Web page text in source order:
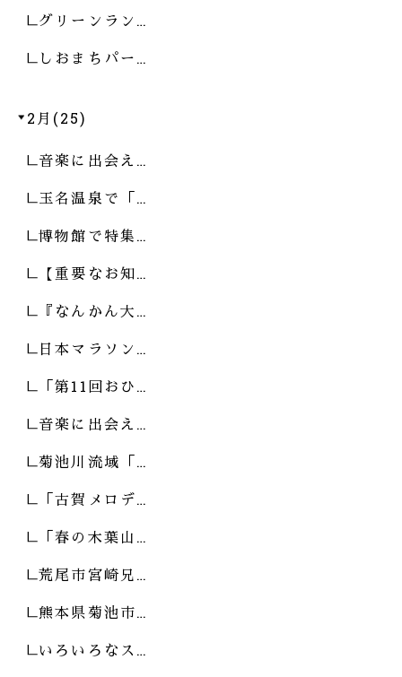
グリーンラン…
しおまちパー…
2月(25)
音楽に出会え…
玉名温泉で「…
博物館で特集…
【重要なお知…
『なんかん大…
日本マラソン…
「第11回おひ…
音楽に出会え…
菊池川流域「…
「古賀メロデ…
「春の木葉山…
荒尾市宮崎兄…
熊本県菊池市…
いろいろなス…